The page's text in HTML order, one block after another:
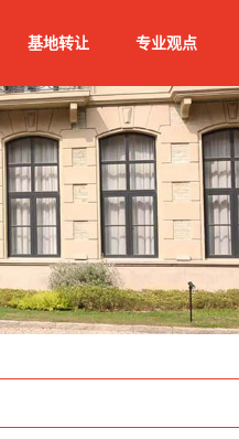
基地转让 专业观点